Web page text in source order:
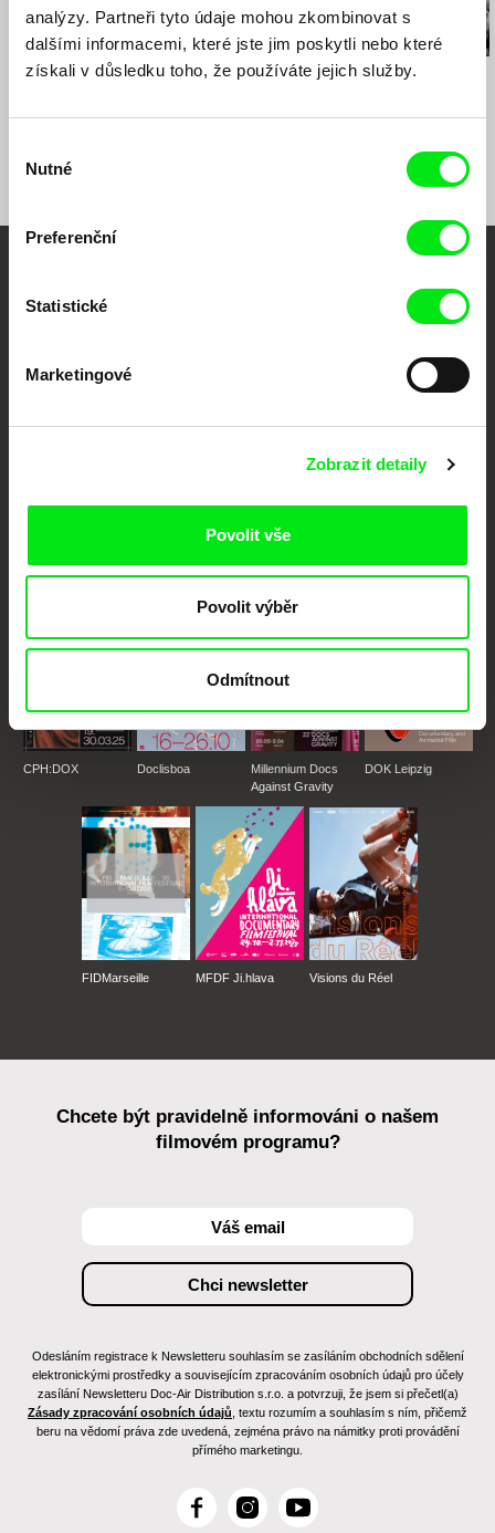
analýzy. Partneři tyto údaje mohou zkombinovat s
dalšími informacemi, které jste jim poskytli nebo které
získali v důsledku toho, že používáte jejich služby.
souhlasu
Nutné
Preferenční
Statistické
Marketingové
Zobrazit detaily
Povolit vše
Povolit výběr
Odmítnout
Dušan Hanák Dušan Hanák Štefan Uher
Portál DAFilms.cz je výsledkem tvůrčí spolupráce 7 klíčových evropských
posouvat hranice dokumentárního filmu, propagovat jeho rozmanitost a
podporovat kvalitní autorské filmy.
CPH:DOX Doclisboa
Millennium Docs
Against Gravity
DOK Leipzig
FIDMarseille MFDF Ji.hlava Visions du Réel
Chcete být pravidelně informováni o našem
filmovém programu?
Odesláním registrace k Newsletteru souhlasím se zasíláním obchodních sdělení
elektronickými prostředky a souvisejícím zpracováním osobních údajů pro účely
zasílání Newsletteru Doc-Air Distribution s.r.o. a potvrzuji, že jsem si přečetl(a)
Zásady zpracování osobních údajů , textu rozumím a souhlasím s ním, přičemž
beru na vědomí práva zde uvedená, zejména právo na námitky proti provádění
přímého marketingu.
F
I
Y